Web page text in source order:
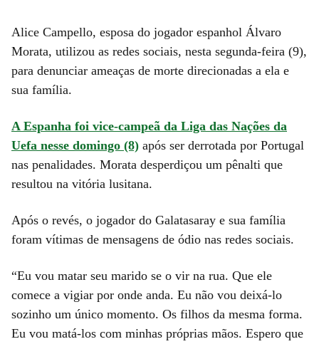
Alice Campello, esposa do jogador espanhol Álvaro
Morata, utilizou as redes sociais, nesta segunda-feira (9),
para denunciar ameaças de morte direcionadas a ela e
sua família.
A Espanha foi vice-campeã da Liga das Nações da
Uefa nesse domingo (8) após ser derrotada por Portugal
nas penalidades. Morata desperdiçou um pênalti que
resultou na vitória lusitana.
Após o revés, o jogador do Galatasaray e sua família
foram vítimas de mensagens de ódio nas redes sociais.
“Eu vou matar seu marido se o vir na rua. Que ele
comece a vigiar por onde anda. Eu não vou deixá-lo
sozinho um único momento. Os filhos da mesma forma.
Eu vou matá-los com minhas próprias mãos. Espero que